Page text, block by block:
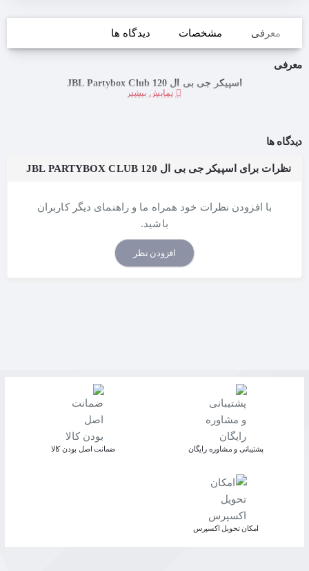
معرفی مشخصات دیدگاه ها
معرفی
اسپیکر جی بی ال JBL Partybox Club 120
دیدگاه ها
نظرات برای اسپیکر جی بی ال JBL PARTYBOX CLUB 120
با افزودن نظرات خود همراه ما و راهنمای دیگر کاربران
باشید.
افزودن نظر
پشتیبانی و مشاوره رایگان ﺿﻤﺎﻧﺖ اﺻﻞ ﺑﻮدن ﮐﺎﻟﺎ
اﻣﮑﺎن ﺗﺤﻮﯾﻞ اﮐﺴﭙﺮس